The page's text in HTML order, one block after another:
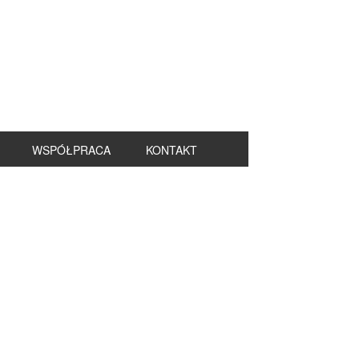
WSPÓŁPRACA KONTAKT